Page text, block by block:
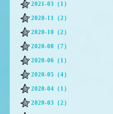
2021-03（1）
2020-11（2）
2020-10（2）
2020-08（7）
2020-06（1）
2020-05（4）
2020-04（1）
2020-03（2）